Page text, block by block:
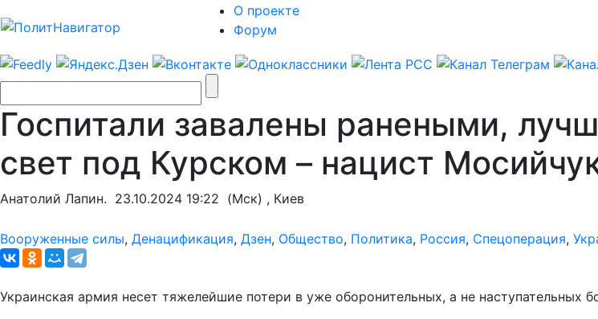
О проекте
Форум
Госпитали завалены ранеными,
свет под Курском – нацист
Анатолий Лапин. 23.10.2024 19:22 (Мск) , Киев
Вооруженные силы, Денацификация, Дзен, Общество, Политика, Россия, Спецоперация,
Украинская армия несет тяжелейшие потери в уже оборонительных, а не наступательных